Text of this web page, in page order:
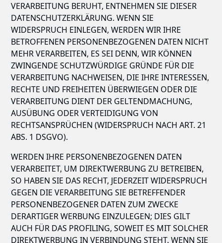
VERARBEITUNG BERUHT, ENTNEHMEN SIE DIESER
DATENSCHUTZERKLÄRUNG. WENN SIE
WIDERSPRUCH EINLEGEN, WERDEN WIR IHRE
BETROFFENEN PERSONENBEZOGENEN DATEN NICHT
MEHR VERARBEITEN, ES SEI DENN, WIR KÖNNEN
ZWINGENDE SCHUTZWÜRDIGE GRÜNDE FÜR DIE
VERARBEITUNG NACHWEISEN, DIE IHRE INTERESSEN,
RECHTE UND FREIHEITEN ÜBERWIEGEN ODER DIE
VERARBEITUNG DIENT DER GELTENDMACHUNG,
AUSÜBUNG ODER VERTEIDIGUNG VON
RECHTSANSPRÜCHEN (WIDERSPRUCH NACH ART. 21
ABS. 1 DSGVO).
WERDEN IHRE PERSONENBEZOGENEN DATEN
VERARBEITET, UM DIREKTWERBUNG ZU BETREIBEN,
SO HABEN SIE DAS RECHT, JEDERZEIT WIDERSPRUCH
GEGEN DIE VERARBEITUNG SIE BETREFFENDER
PERSONENBEZOGENER DATEN ZUM ZWECKE
DERARTIGER WERBUNG EINZULEGEN; DIES GILT
AUCH FÜR DAS PROFILING, SOWEIT ES MIT SOLCHER
DIREKTWERBUNG IN VERBINDUNG STEHT. WENN SIE